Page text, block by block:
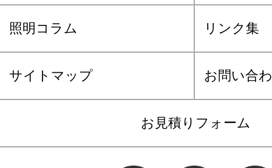
照明コラム リンク集
サイトマップ お問い合
お見積りフォーム